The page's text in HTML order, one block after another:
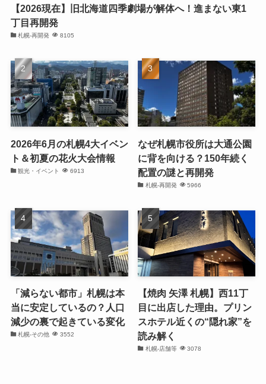
【2026現在】旧北海道四季劇場が解体へ！進まない東1
丁目再開発
札幌-再開発 8105
2026年6月の札幌4大イベン
ト＆初夏の花火大会情報
観光・イベント 6913
なぜ札幌市役所は大通公園
に背を向ける？150年続く
配置の謎と再開発
札幌-再開発 5966
「減らない都市」札幌は本
当に安定しているの？人口
減少の裏で起きている変化
札幌-その他 3552
【焼肉 矢澤 札幌】西11丁
目に出店した理由。プリン
スホテル近くの“隠れ家”を
読み解く
札幌-店舗等 3078